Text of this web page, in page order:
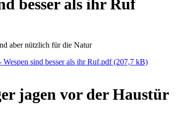
besser als ihr Ruf
aber nützlich für die Natur
sind besser als ihr Ruf.pdf(207,7 kB)
jagen vor der Haustür